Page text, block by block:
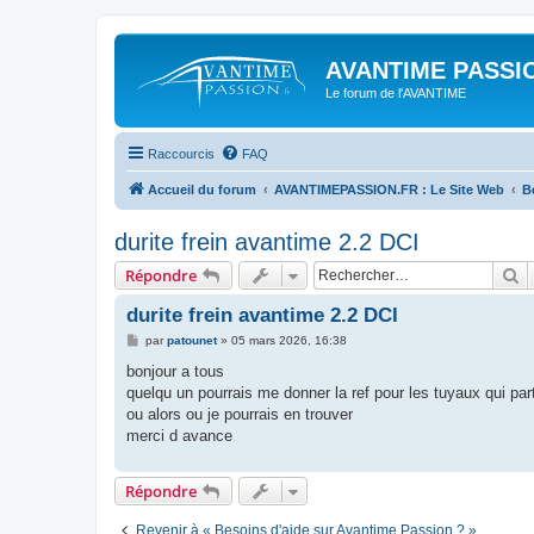
AVANTIME
Le forum de l'AVANTIME
Raccourcis FAQ
Accueil du forum AVANTIMEPASSION.FR : Le Site Web
durite frein avantime 2.2 DCI
Répondre
durite frein avantime 2.2 DCI
M
s
a
g
parpatounet» 05 mars 2026, 16:38
bonjour a tous
quelqu un pourrais me donner la ref pour les tuyaux qui
ou alors ou je pourrais en trouver
merci d avance
Répondre
Revenir à « Besoins d'aide sur Avantime Passion ? »